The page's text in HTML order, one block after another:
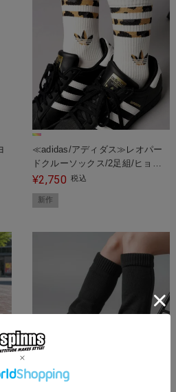
≪adidas/アディダス≫レオパー
ドクルーソックス/2足組/ヒョウ
柄
¥2,750 税込
新作